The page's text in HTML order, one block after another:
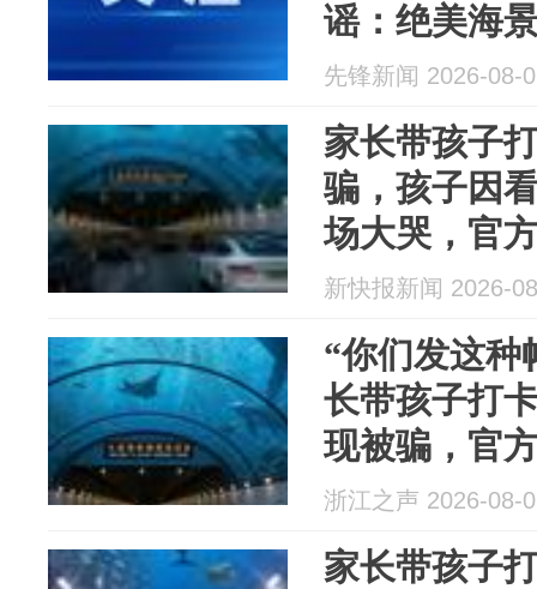
谣：绝美海
先锋新闻 2026-08-
家长带孩子
骗，孩子因
场大哭，官
为P图
新快报新闻 2026-
“你们发这种
长带孩子打
现被骗，官
为P图，隧
浙江之声 2026-08-
家长带孩子